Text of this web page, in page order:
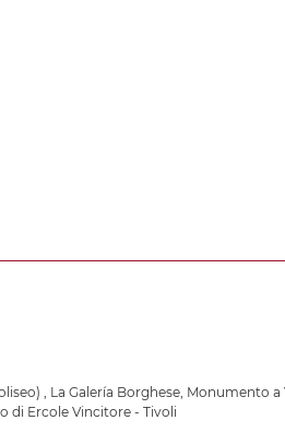
La Galería Borghese Monumento a
di Ercole Vincitore - Tivoli